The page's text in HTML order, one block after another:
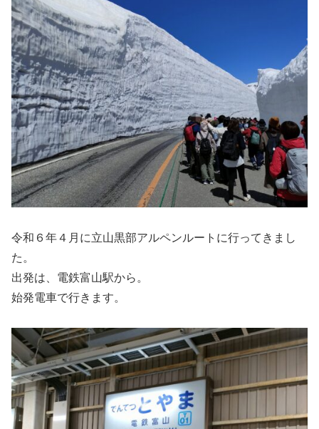
令和６年４月に立山黒部アルペンルートに行ってきまし
た。
出発は、電鉄富山駅から。
始発電車で行きます。